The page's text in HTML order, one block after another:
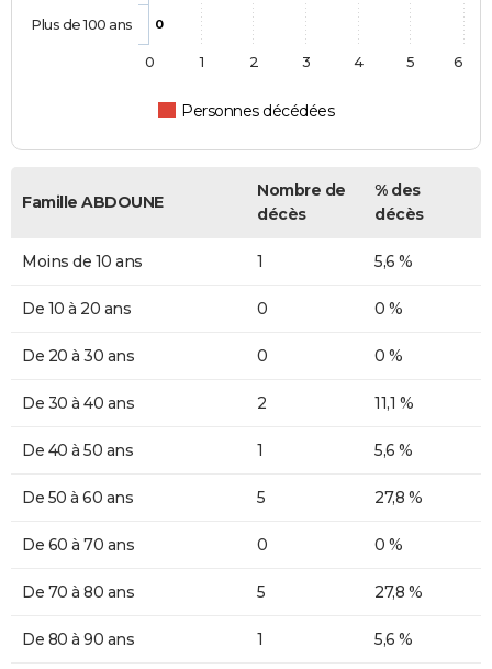
0
Personnes décédées
Plus de 100 ans
0 1 2 3 4 5 6
Famille ABDOUNE
Nombre de
décès
% des
décès
Moins de 10 ans 1 5,6 %
De 10 à 20 ans 0 0 %
De 20 à 30 ans 0 0 %
De 30 à 40 ans 2 11,1 %
De 40 à 50 ans 1 5,6 %
De 50 à 60 ans 5 27,8 %
De 60 à 70 ans 0 0 %
De 70 à 80 ans 5 27,8 %
De 80 à 90 ans 1 5,6 %